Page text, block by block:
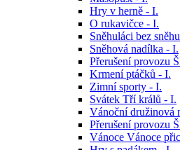
Hry v herně - I.
O rukavičce - I.
Sněhuláci bez
Sněhová nadílka - I.
Přerušení provozu
Krmení ptáčků - I.
Zimní sporty - I.
Svátek Tří králů - I.
Vánoční družinová
Přerušení provozu
Vánoce Vánoce